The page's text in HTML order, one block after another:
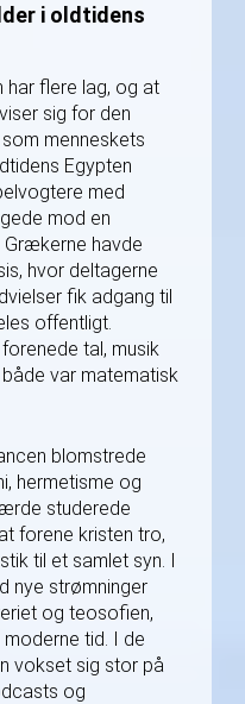
i oldtidens
har flere lag, og at
sig for den
menneskets
Egypten
med
mod en
Grækerne havde
hvor deltagerne
fik adgang til
offentligt.
tal, musik
var matematisk
blomstrede
hermetisme og
studerede
forene kristen tro,
til et samlet syn. I
nye strømninger
og teosofien,
tid. I de
vokset sig stor på
og